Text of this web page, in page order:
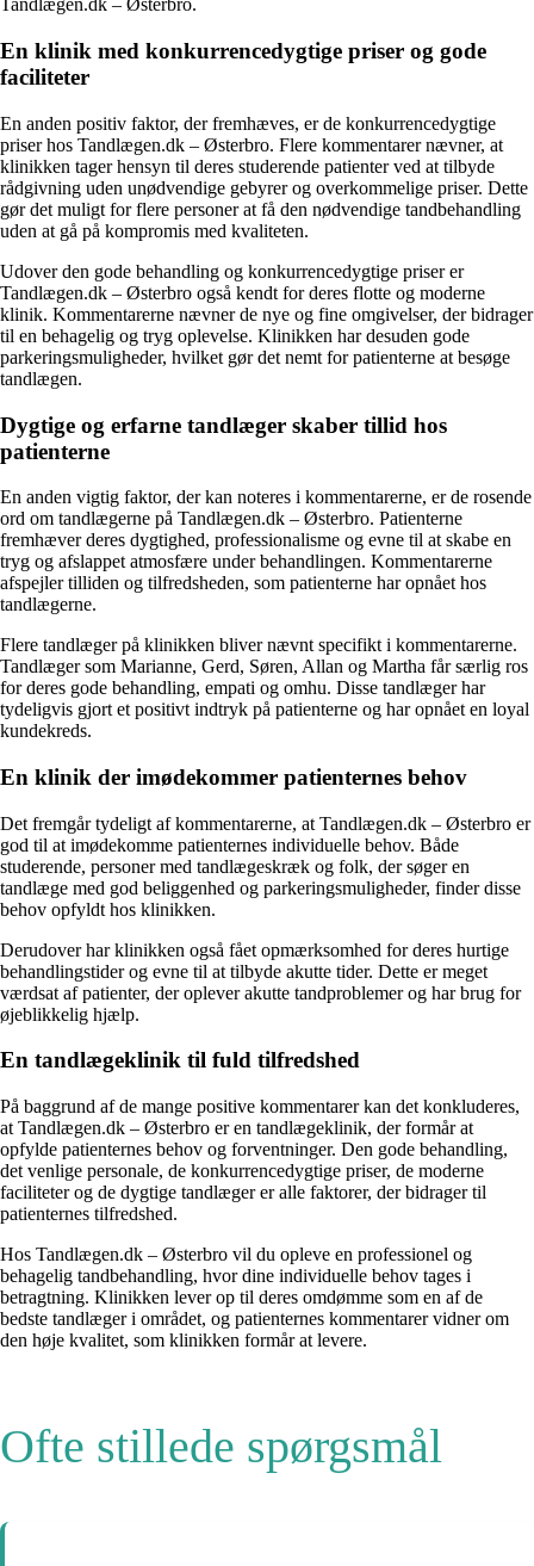
Tandlægen.dk – Østerbro.
En klinik med konkurrencedygtige priser og gode
faciliteter
En anden positiv faktor, der fremhæves, er de konkurrencedygtige
priser hos Tandlægen.dk – Østerbro. Flere kommentarer nævner, at
klinikken tager hensyn til deres studerende patienter ved at tilbyde
rådgivning uden unødvendige gebyrer og overkommelige priser. Dette
gør det muligt for flere personer at få den nødvendige tandbehandling
uden at gå på kompromis med kvaliteten.
Udover den gode behandling og konkurrencedygtige priser er
Tandlægen.dk – Østerbro også kendt for deres flotte og moderne
klinik. Kommentarerne nævner de nye og fine omgivelser, der bidrager
til en behagelig og tryg oplevelse. Klinikken har desuden gode
parkeringsmuligheder, hvilket gør det nemt for patienterne at besøge
tandlægen.
Dygtige og erfarne tandlæger skaber tillid hos
patienterne
En anden vigtig faktor, der kan noteres i kommentarerne, er de rosende
ord om tandlægerne på Tandlægen.dk – Østerbro. Patienterne
fremhæver deres dygtighed, professionalisme og evne til at skabe en
tryg og afslappet atmosfære under behandlingen. Kommentarerne
afspejler tilliden og tilfredsheden, som patienterne har opnået hos
tandlægerne.
Flere tandlæger på klinikken bliver nævnt specifikt i kommentarerne.
Tandlæger som Marianne, Gerd, Søren, Allan og Martha får særlig ros
for deres gode behandling, empati og omhu. Disse tandlæger har
tydeligvis gjort et positivt indtryk på patienterne og har opnået en loyal
kundekreds.
En klinik der imødekommer patienternes behov
Det fremgår tydeligt af kommentarerne, at Tandlægen.dk – Østerbro er
god til at imødekomme patienternes individuelle behov. Både
studerende, personer med tandlægeskræk og folk, der søger en
tandlæge med god beliggenhed og parkeringsmuligheder, finder disse
behov opfyldt hos klinikken.
Derudover har klinikken også fået opmærksomhed for deres hurtige
behandlingstider og evne til at tilbyde akutte tider. Dette er meget
værdsat af patienter, der oplever akutte tandproblemer og har brug for
øjeblikkelig hjælp.
En tandlægeklinik til fuld tilfredshed
På baggrund af de mange positive kommentarer kan det konkluderes,
at Tandlægen.dk – Østerbro er en tandlægeklinik, der formår at
opfylde patienternes behov og forventninger. Den gode behandling,
det venlige personale, de konkurrencedygtige priser, de moderne
faciliteter og de dygtige tandlæger er alle faktorer, der bidrager til
patienternes tilfredshed.
Hos Tandlægen.dk – Østerbro vil du opleve en professionel og
behagelig tandbehandling, hvor dine individuelle behov tages i
betragtning. Klinikken lever op til deres omdømme som en af de
bedste tandlæger i området, og patienternes kommentarer vidner om
den høje kvalitet, som klinikken formår at levere.
Ofte stillede spørgsmål